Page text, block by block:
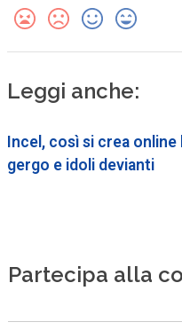
Leggi anche:
Incel, così si crea online
gergo e idoli devianti
Partecipa alla